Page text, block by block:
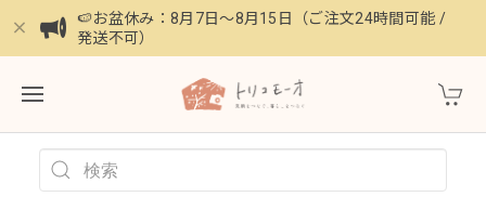
🍉お盆休み：8月7日〜8月15日（ご注文24時間可能 /
発送不可）